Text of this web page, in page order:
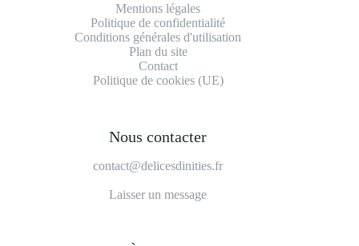
Mentions légales
Politique de confidentialité
Conditions générales d'utilisation
Plan du site
Contact
Politique de cookies (UE)
Nous contacter
contact@delicesdinities.fr
Laisser un message